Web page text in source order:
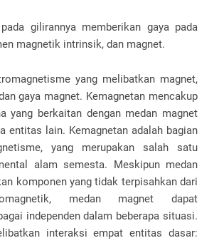
gilirannya memberikan gaya pada
magnetik intrinsik, dan magnet.
yang melibatkan magnet,
gaya magnet. Kemagnetan mencakup
yang berkaitan dengan medan magnet
entitas lain. Kemagnetan adalah bagian
yang merupakan salah satu
alam semesta. Meskipun medan
komponen yang tidak terpisahkan dari
medan magnet dapat
independen dalam beberapa situasi.
interaksi empat entitas dasar: